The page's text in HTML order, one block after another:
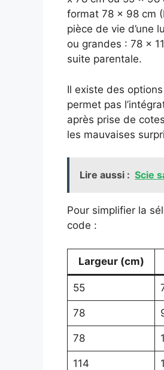
format 78 x 98 cm
pièce de vie d’une
ou grandes : 78 x
suite parentale.
Il existe des
permet pas
après prise de
les mauvaises
Lire aussi : Scie
Pour simplifier la
code :
Largeur (cm)
55
78
78
114